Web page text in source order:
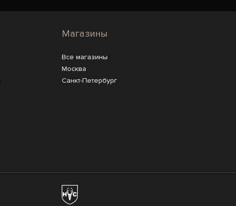
Магазины
Все магазины
Москва
Санкт-Петербург